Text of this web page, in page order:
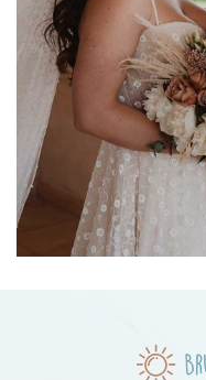
Noah & Bo
03-06-2023